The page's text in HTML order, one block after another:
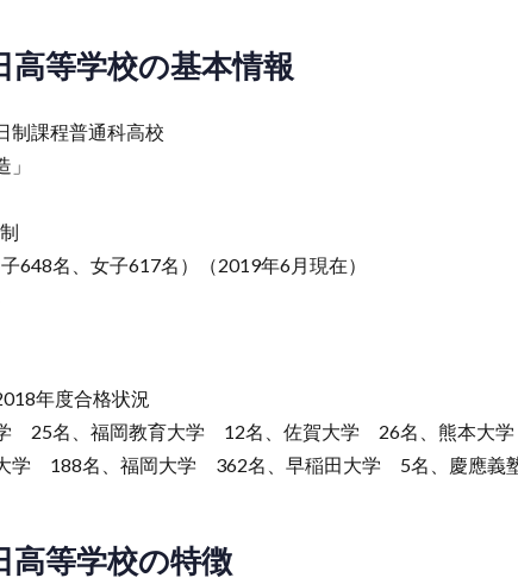
高等学校の基本情報
制課程普通科高校
648名、女子617名）（2019年6月現在）
年度合格状況
学 25名、福岡教育大学 12名、佐賀大学 26名、熊本
大学 188名、福岡大学 362名、早稲田大学 5名、慶應義
高等学校の特徴